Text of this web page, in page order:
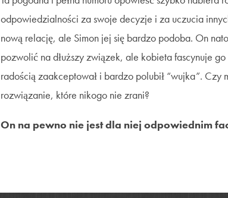
odpowiedzialności za swoje decyzje i za uczucia
nową relację, ale Simon jej się bardzo podoba. On
pozwolić na dłuższy związek, ale kobieta fascynuje
radością zaakceptował i bardzo polubił “wujka”. Czy
rozwiązanie, które nikogo nie zrani?
On na pewno nie jest dla niej odpowiednim